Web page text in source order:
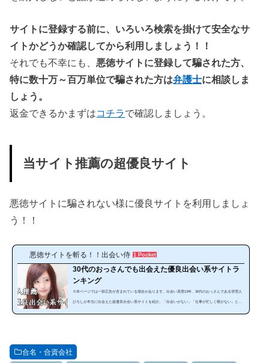
サイトに登録する前に、いろいろ検索を掛けて安全なサ
イトかどうか確認してから利用しましょう！！
それでも不幸にも、 悪徳サイトに登録して騙された方、
特に数十万～百万単位で騙された方は弁護士に相談しま
しょう。
返金できるかまずはコチラで確認しましょう。
当サイト推薦の超優良サイト
悪徳サイトに騙されない様に優良サイトを利用しましょ
う！！
悪徳サイトを斬る！！出会い侍 1 Pocket
30代のおっさんでも出会えた優良出会い系サイトラ
ンキング
※本ページでは一部広告が含まれている場合があります。出会い系歴13年、30代のおっさんである管理人
ひろしが本当に出会えた超優良出会い系サイトを紹介。「出会いがない」「仕事が忙しく暇がない」とい
合名・合資会社